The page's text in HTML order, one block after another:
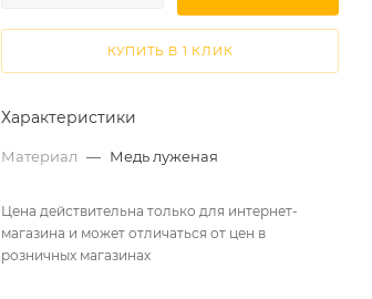
КУПИТЬ В 1 КЛИК
Характеристики
Материал — Медь луженая
Цена действительна только для интернет-
магазина и может отличаться от цен в
розничных магазинах